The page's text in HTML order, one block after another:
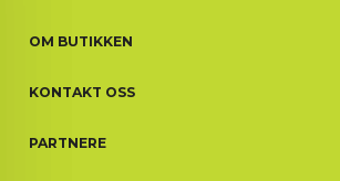
OM BUTIKKEN
KONTAKT OSS
PARTNERE